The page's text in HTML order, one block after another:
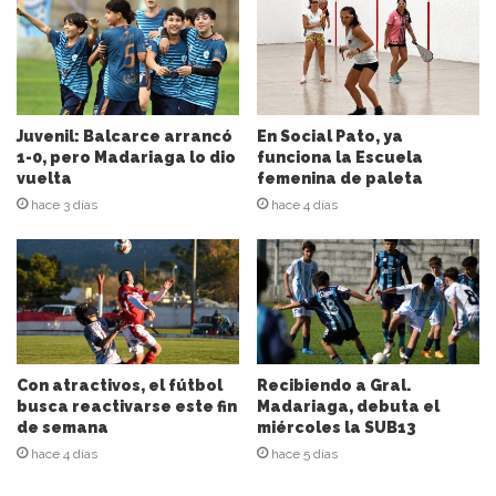
i
r
e
c
i
ó
n
d
c
o
r
r
e
o
e
l
e
c
Juvenil: Balcarce arrancó
1-0, pero Madariaga lo dio
vuelta
hace 3 días
En Social Pato, ya
funciona la Escuela
femenina de paleta
hace 4 días
Con atractivos, el fútbol
busca reactivarse este fin
de semana
hace 4 días
Recibiendo a Gral.
Madariaga, debuta el
miércoles la SUB13
hace 5 días